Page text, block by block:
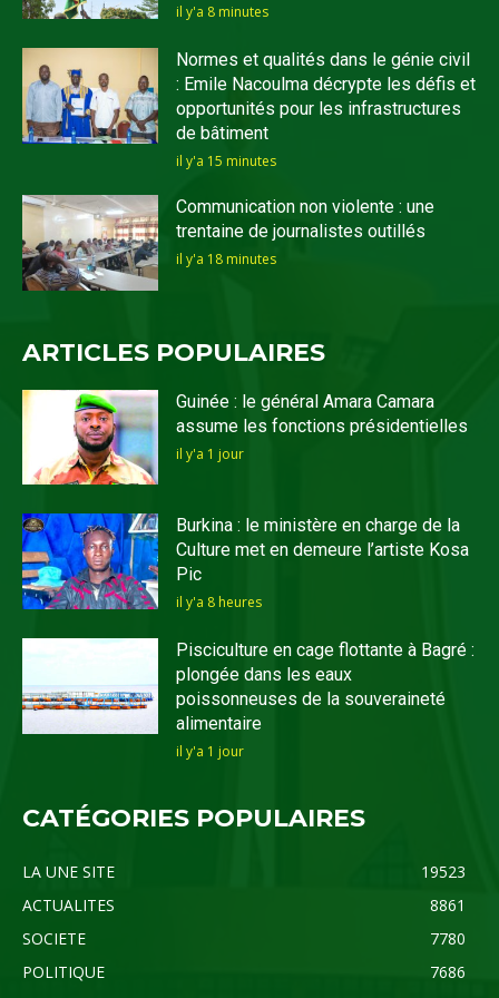
il y'a 8 minutes
Normes et qualités dans le génie civil
: Emile Nacoulma décrypte les défis et
opportunités pour les infrastructures
de bâtiment
il y'a 15 minutes
Communication non violente : une
trentaine de journalistes outillés
il y'a 18 minutes
ARTICLES POPULAIRES
Guinée : le général Amara Camara
assume les fonctions présidentielles
il y'a 1 jour
Burkina : le ministère en charge de la
Culture met en demeure l’artiste Kosa
Pic
il y'a 8 heures
Pisciculture en cage flottante à Bagré :
plongée dans les eaux
poissonneuses de la souveraineté
alimentaire
il y'a 1 jour
CATÉGORIES POPULAIRES
LA UNE SITE
19523
ACTUALITES
8861
SOCIETE
7780
POLITIQUE
7686